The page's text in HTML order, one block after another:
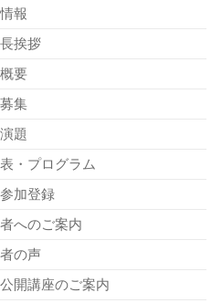
報
挨拶
要
集
題
・プログラム
加登録
へのご案内
の声
開講座のご案内